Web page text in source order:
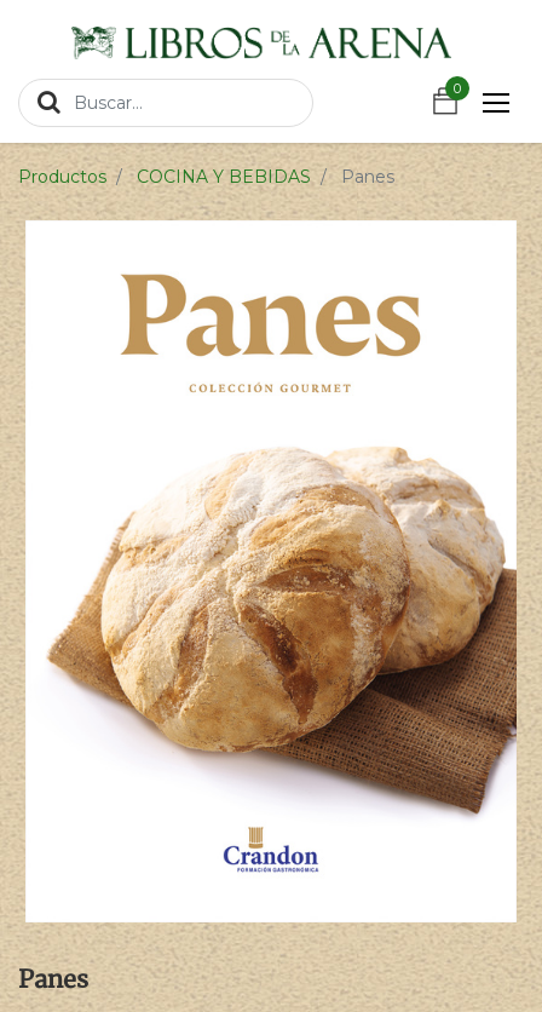
0
0
Productos COCINA Y BEBIDAS Panes
Panes